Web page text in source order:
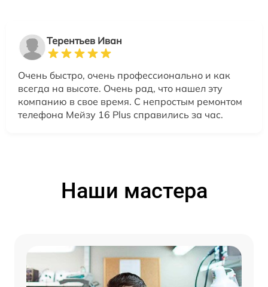
Терентьев Иван
Очень быстро, очень профессионально и как
всегда на высоте. Очень рад, что нашел эту
компанию в свое время. С непростым ремонтом
телефона Мейзу 16 Plus справились за час.
Наши мастера